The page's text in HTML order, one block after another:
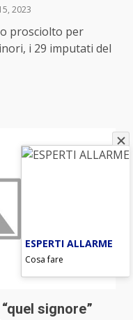
2023
prosciolto per
i 29 imputati del
signore”
ESPERTI ALLARME
Cosa fare